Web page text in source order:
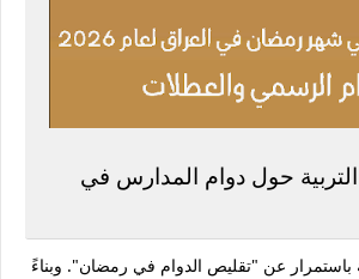
حول دوام المدارس في
باستمرار عن "تقليص الدوام في رمضان". وبناءً